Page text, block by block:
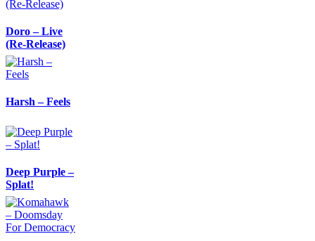
Doro – Live
(Re-Release)
Harsh – Feels
Deep Purple –
Splat!